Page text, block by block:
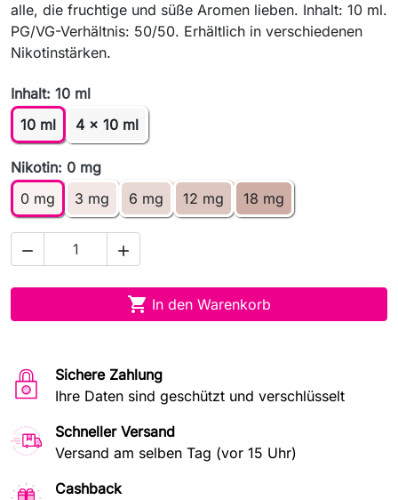
alle, die fruchtige und süße Aromen lieben. Inhalt: 10 ml.
PG/VG-Verhältnis: 50/50. Erhältlich in verschiedenen
Nikotinstärken.
Inhalt: 10 ml
10 ml
4 x 10 ml
Nikotin: 0 mg
0 mg
3 mg 6 mg 12 mg 18 mg
 
 In den Warenkorb
Sichere Zahlung
Ihre Daten sind geschützt und verschlüsselt
Schneller Versand
Versand am selben Tag (vor 15 Uhr)
Cashback